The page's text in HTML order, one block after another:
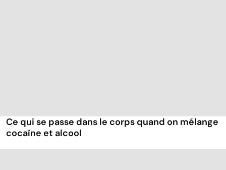
Ce qui se passe dans le corps quand on mélange
cocaïne et alcool